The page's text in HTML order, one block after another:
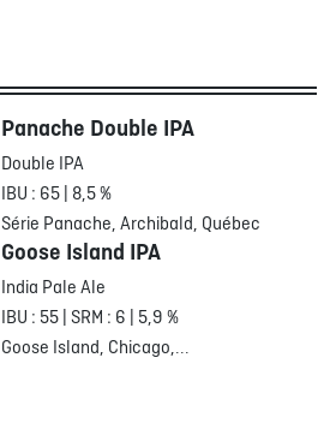
Panache Double IPA
Double IPA
IBU : 65 | 8,5 %
Série Panache, Archibald, Québec
Goose Island IPA
India Pale Ale
IBU : 55 | SRM : 6 | 5,9 %
Goose Island, Chicago,...